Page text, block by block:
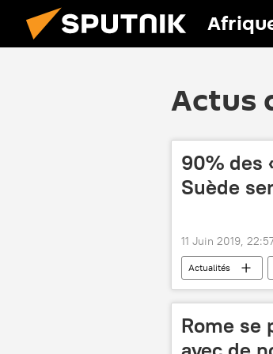
Actus
90% des
Suède
11 Juin 2019,
Actualités
Rome se